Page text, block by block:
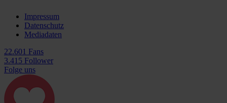
Impressum
Datenschutz
Mediadaten
22.601 Fans
3.415 Follower
Folge uns